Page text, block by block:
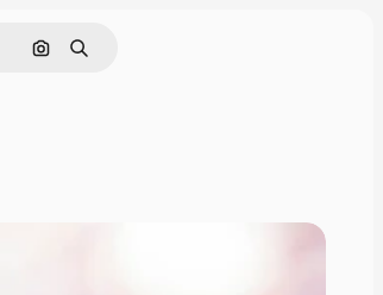
Поиск по изображению
Поиск